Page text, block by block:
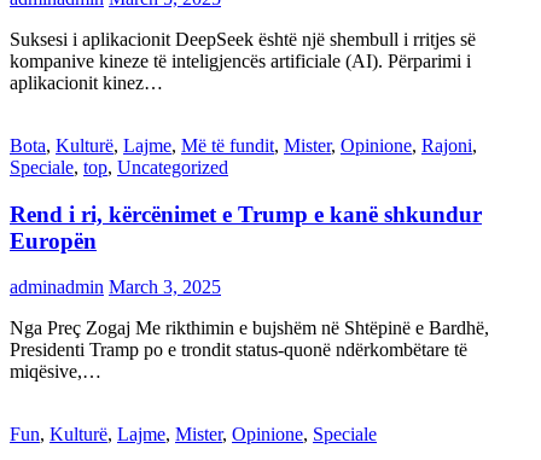
Suksesi i aplikacionit DeepSeek është një shembull i rritjes së
kompanive kineze të inteligjencës artificiale (AI). Përparimi i
aplikacionit kinez…
Bota, Kulturë, Lajme, Më të fundit, Mister, Opinione, Rajoni,
Speciale, top, Uncategorized
Rend i ri, kërcënimet e Trump e kanë shkundur
Europën
adminadmin March 3, 2025
Nga Preç Zogaj Me rikthimin e bujshëm në Shtëpinë e Bardhë,
Presidenti Tramp po e trondit status-quonë ndërkombëtare të
miqësive,…
Fun, Kulturë, Lajme, Mister, Opinione, Speciale